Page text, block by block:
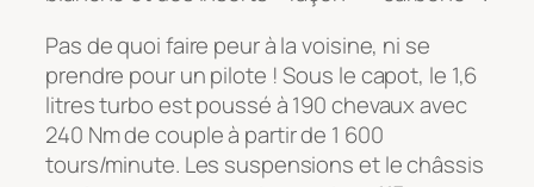
Pas de quoi faire peur à la voisine, ni se
prendre pour un pilote ! Sous le capot, le 1,6
litres turbo est poussé à 190 chevaux avec
240 Nm de couple à partir de 1 600
tours/minute. Les suspensions et le châssis